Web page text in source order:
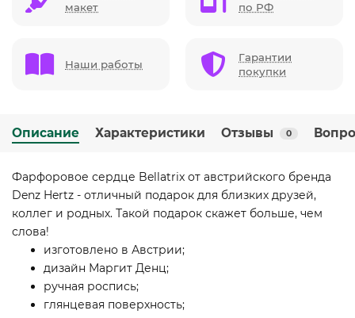
макет
по РФ
Наши работы
Гарантии
покупки
Описание Характеристики Отзывы 0
Фарфоровое сердце Bellatrix от австрийского бренда
Denz Hertz - отличный подарок для близких друзей,
коллег и родных. Такой подарок скажет больше, чем
слова!
изготовлено в Австрии;
дизайн Маргит Денц;
ручная роспись;
глянцевая поверхность;